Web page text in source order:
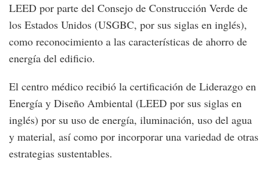
LEED por parte del Consejo de Construcción Verde de
los Estados Unidos (USGBC, por sus siglas en inglés),
como reconocimiento a las características de ahorro de
energía del edificio.
El centro médico recibió la certificación de Liderazgo en
Energía y Diseño Ambiental (LEED por sus siglas en
inglés) por su uso de energía, iluminación, uso del agua
y material, así como por incorporar una variedad de otras
estrategias sustentables.